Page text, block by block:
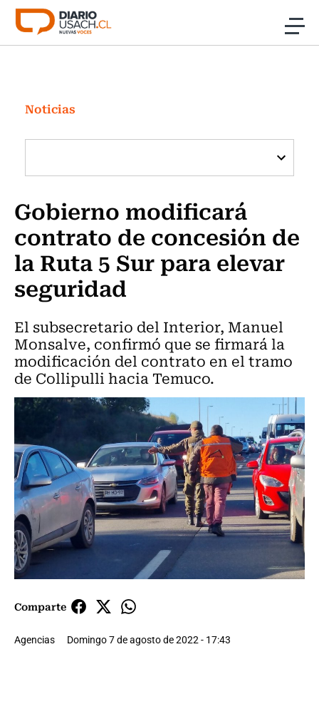
Click acá para ir directamente al contenido
Investigación
Cultura
Programas Radio y TV Usach
Noticias
Gobierno modificará
contrato de concesión de
la Ruta 5 Sur para elevar
seguridad
El subsecretario del Interior, Manuel
Monsalve, confirmó que se firmará la
modificación del contrato en el tramo
de Collipulli hacia Temuco.
Comparte
Agencias Domingo 7 de agosto de 2022 - 17:43